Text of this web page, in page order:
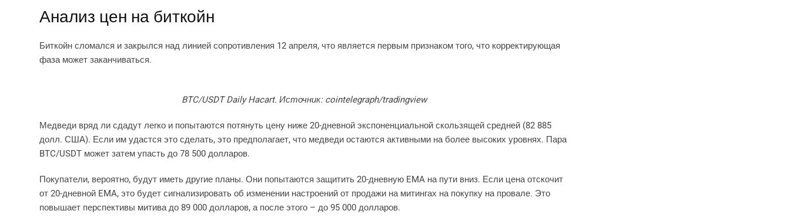
Анализ цен на биткойн
Биткойн сломался и закрылся над линией сопротивления 12 апреля, что является первым признаком того, что корректирующая
фаза может заканчиваться.
BTC/USDT Daily Hacart. Источник: cointelegraph/tradingview
Медведи вряд ли сдадут легко и попытаются потянуть цену ниже 20-дневной экспоненциальной скользящей средней (82 885
долл. США). Если им удастся это сделать, это предполагает, что медведи остаются активными на более высоких уровнях. Пара
BTC/USDT может затем упасть до 78 500 долларов.
Покупатели, вероятно, будут иметь другие планы. Они попытаются защитить 20-дневную EMA на пути вниз. Если цена отскочит
от 20-дневной EMA, это будет сигнализировать об изменении настроений от продажи на митингах на покупку на провале. Это
повышает перспективы митива до 89 000 долларов, а после этого – до 95 000 долларов.